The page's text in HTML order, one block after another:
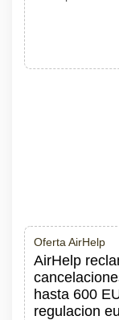
Oferta AirHelp
AirHelp
hasta 600
regulacion